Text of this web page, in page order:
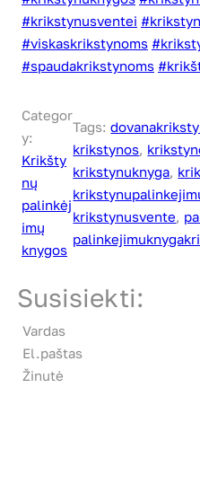
#krikstynusventei
#viskaskrikstynoms
#spaudakrikstynoms
Categor
y:
Krikšty
nų
palinkėj
imų
knygos
Tags:
krikstynos,
krikstynuknyga,
krikstynusvente,
Susisiekti:
Vardas
El.paštas
Žinutė